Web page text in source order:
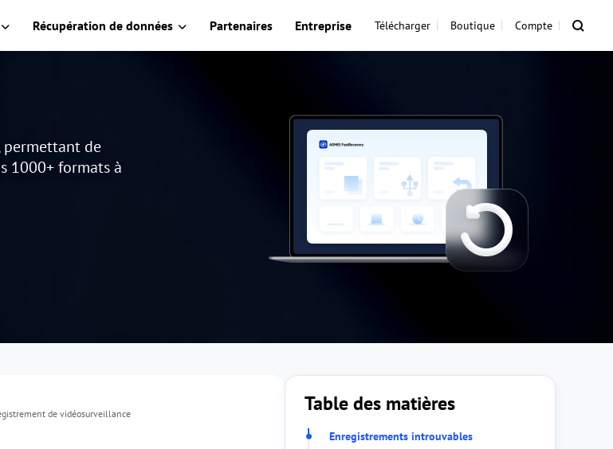
Récupération de données Partenaires Entreprise Télécharger Boutique Compte
permettant de
1000+ formats à
de vidéosurveillance Table des matières
Enregistrements introuvables